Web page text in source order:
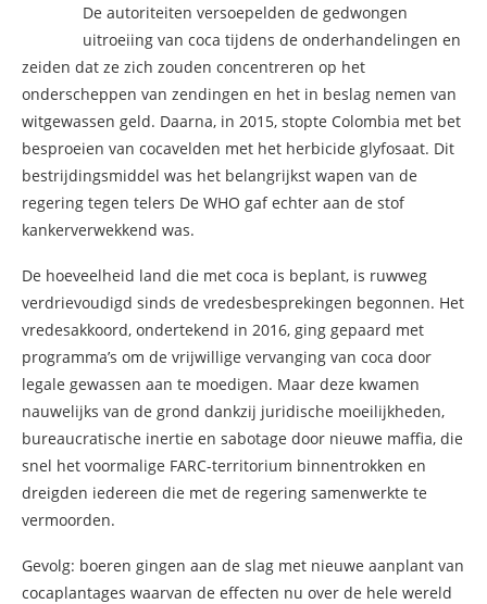
De autoriteiten versoepelden de gedwongen
uitroeiing van coca tijdens de onderhandelingen en
zeiden dat ze zich zouden concentreren op het
onderscheppen van zendingen en het in beslag nemen van
witgewassen geld. Daarna, in 2015, stopte Colombia met bet
besproeien van cocavelden met het herbicide glyfosaat. Dit
bestrijdingsmiddel was het belangrijkst wapen van de
regering tegen telers De WHO gaf echter aan de stof
kankerverwekkend was.
De hoeveelheid land die met coca is beplant, is ruwweg
verdrievoudigd sinds de vredesbesprekingen begonnen. Het
vredesakkoord, ondertekend in 2016, ging gepaard met
programma’s om de vrijwillige vervanging van coca door
legale gewassen aan te moedigen. Maar deze kwamen
nauwelijks van de grond dankzij juridische moeilijkheden,
bureaucratische inertie en sabotage door nieuwe maffia, die
snel het voormalige FARC-territorium binnentrokken en
dreigden iedereen die met de regering samenwerkte te
vermoorden.
Gevolg: boeren gingen aan de slag met nieuwe aanplant van
cocaplantages waarvan de effecten nu over de hele wereld